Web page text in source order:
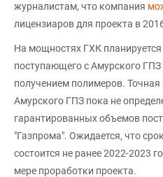
журналистам, что компания
лицензиаров для проекта в
На мощностях ГХК
поступающего с Амурского
получением полимеров.
Амурского ГПЗ пока не
гарантированных объемов
"Газпрома". Ожидается, что
состоится не ранее 2022-2023
мере проработки проекта.